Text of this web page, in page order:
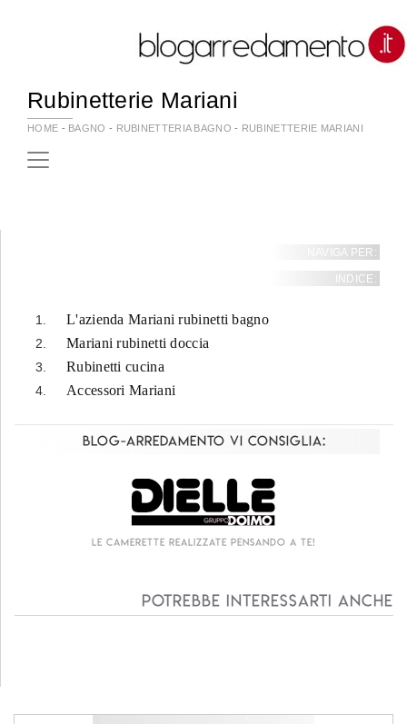
Rubinetterie Mariani
HOME - BAGNO - RUBINETTERIA BAGNO - RUBINETTERIE MARIANI
NAVIGA PER:
INDICE:
L'azienda Mariani rubinetti bagno
Mariani rubinetti doccia
Rubinetti cucina
Accessori Mariani
Blog-Arredamento vi consiglia:
Le camerette realizzate pensando a te!
Potrebbe interessarti anche